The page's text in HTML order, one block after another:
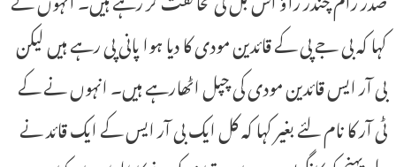
کہا کہ بی جے پی کے قائدین مودی کا دیا ہوا پانی پی رہے ہیں لیکن
بی آر ایس قائدین مودی کی چپل اٹھارہے ہیں۔ انہوں نے کے
ٹی آر کا نام لئے بغیر کہا کہ کل ایک بی آر ایس کے ایک قائد نے